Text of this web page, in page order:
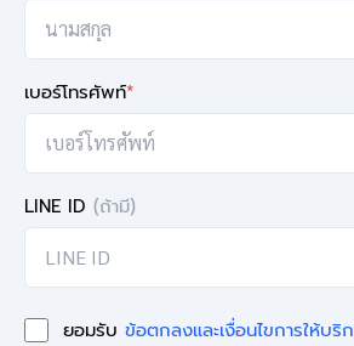
เบอร์โทรศัพท์*
LINE ID (ถ้ามี)
ยอมรับ ข้อตกลงและเงื่อนไขการให้บริ